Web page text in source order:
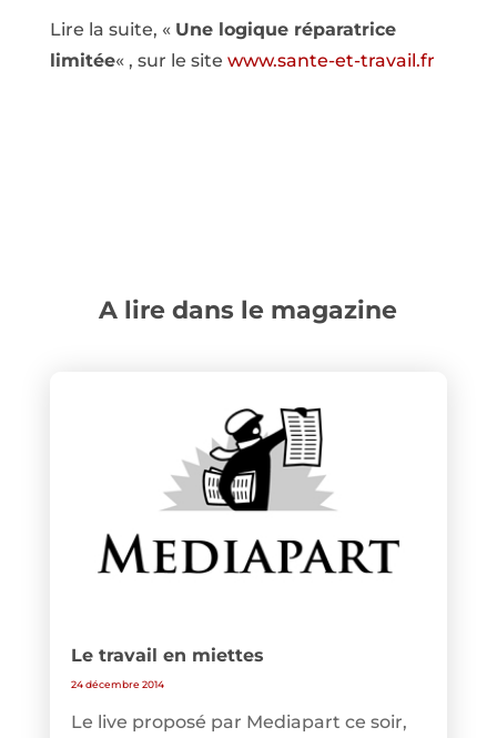
Lire la suite, « Une logique réparatrice
limitée« , sur le site www.sante-et-travail.fr
A lire dans le magazine
Le travail en miettes
24 décembre 2014
Le live proposé par Mediapart ce soir,